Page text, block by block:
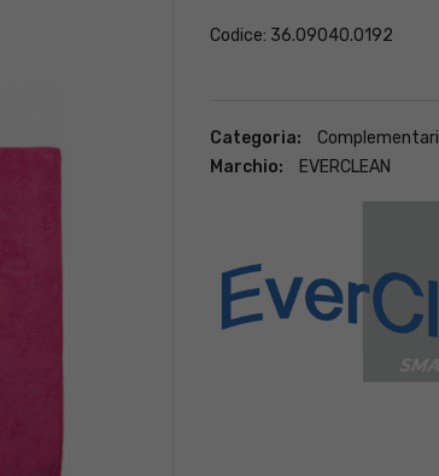
Codice: 36.09040.0192
Categoria:
Complementari
Marchio:
EVERCLEAN